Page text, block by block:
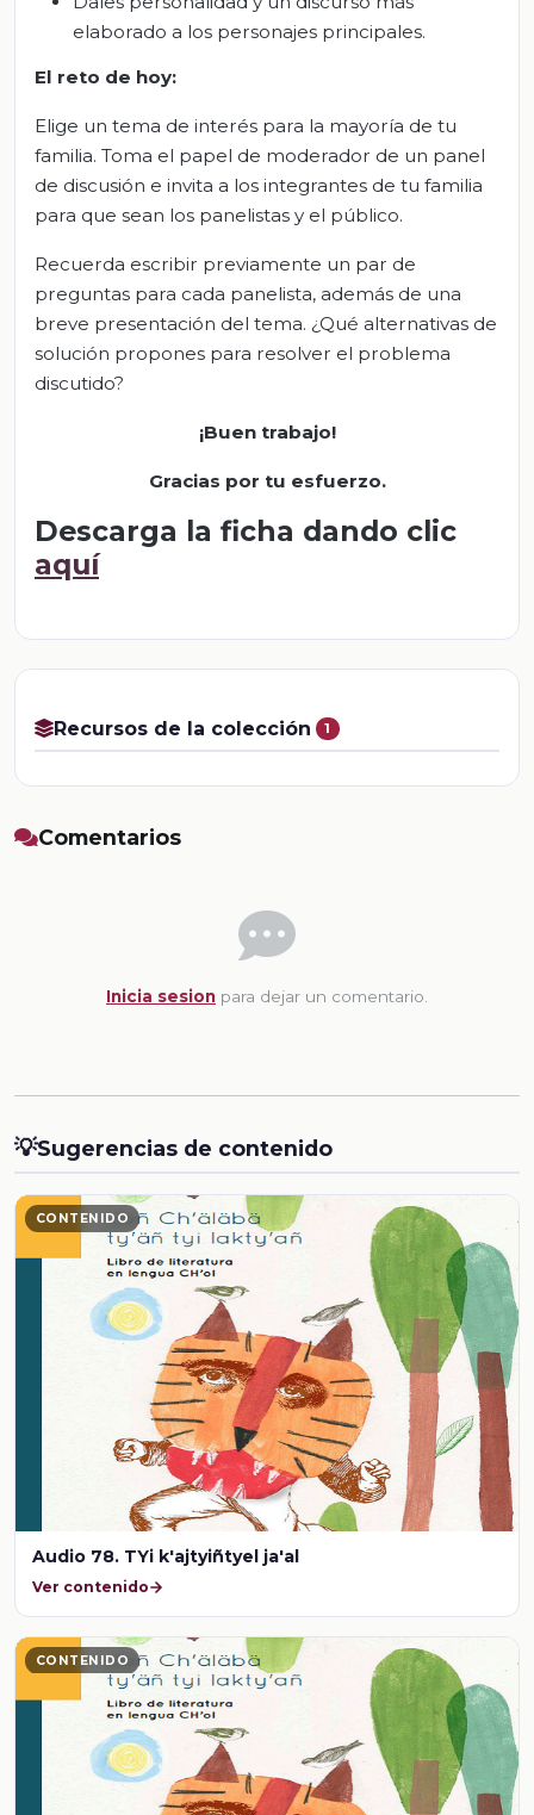
elaborado a los personajes principales.
El reto de hoy:
Elige un tema de interés para la mayoría de tu
familia. Toma el papel de moderador de un panel
de discusión e invita a los integrantes de tu familia
para que sean los panelistas y el público.
Recuerda escribir previamente un par de
preguntas para cada panelista, además de una
breve presentación del tema. ¿Qué alternativas de
solución propones para resolver el problema
discutido?
¡Buen trabajo!
Gracias por tu esfuerzo.
Descarga la ficha dando clic
aquí
Recursos de la colección 1
Comentarios
Inicia sesion para dejar un comentario.
💡Sugerencias de contenido
CONTENIDO
Audio 78. TYi k'ajtyiñtyel ja'al
Ver contenido
CONTENIDO